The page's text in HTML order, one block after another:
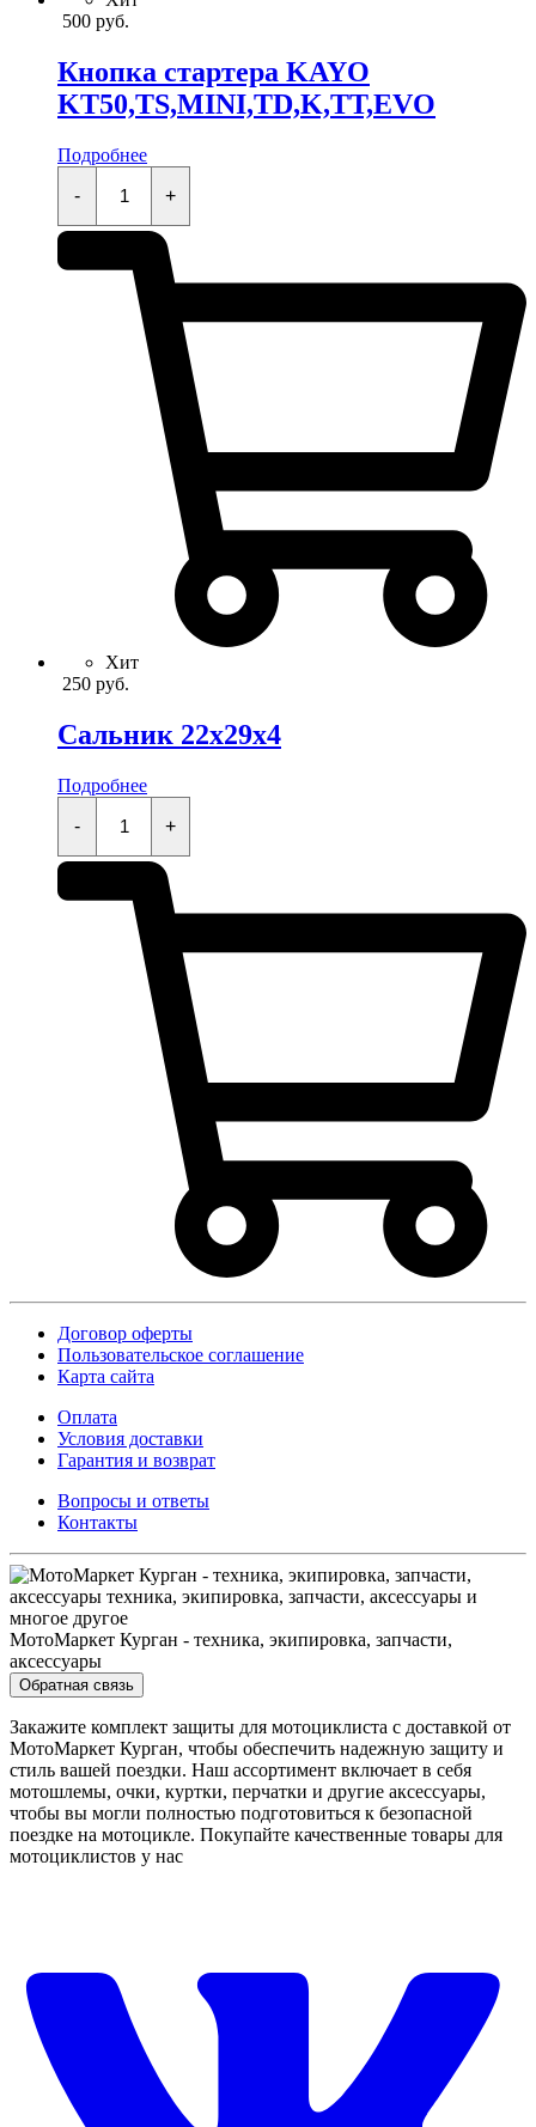
500 руб.
Кнопка стартера KAYO
KT50,TS,MINI,TD,K,TT,EVO
Подробнее
-
стартера
KT50,TS,MINI,TD,K,TT,EVO
+
Хит
250 руб.
Сальник 22x29x4
Подробнее
-
22x29x4 +
Договор оферты
Пользовательское соглашение
Карта сайта
Оплата
Условия доставки
Гарантия и возврат
Вопросы и ответы
Контакты
МотоМаркет Курган - техника, экипировка, запчасти,
аксессуары
Обратная связь
Закажите комплект защиты для мотоциклиста с доставкой от
МотоМаркет Курган, чтобы обеспечить надежную защиту и
стиль вашей поездки. Наш ассортимент включает в себя
мотошлемы, очки, куртки, перчатки и другие аксессуары,
чтобы вы могли полностью подготовиться к безопасной
поездке на мотоцикле. Покупайте качественные товары для
мотоциклистов у нас